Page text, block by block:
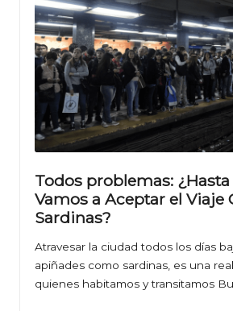
Todos problemas:
Vamos a Aceptar el Viaje
Sardinas?
Atravesar la ciudad todos los días
apiñades como sardinas, es una
quienes habitamos y transitamos